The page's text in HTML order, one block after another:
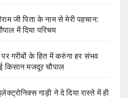
जी पिता के नाम से मेरी पहचान:
में दिया परिचय
गरीबों के हित में करुंगा हर संभव
किसान मजदूर चौपाल
गाड़ी ने दे दिया रास्ते में ही